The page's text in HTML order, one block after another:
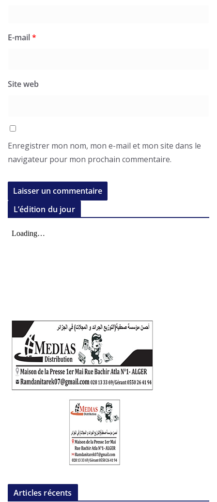
E-mail*
Site web
Enregistrer mon nom, mon e-mail et mon site dans le
navigateur pour mon prochain commentaire.
L’édition du jour
Articles récents